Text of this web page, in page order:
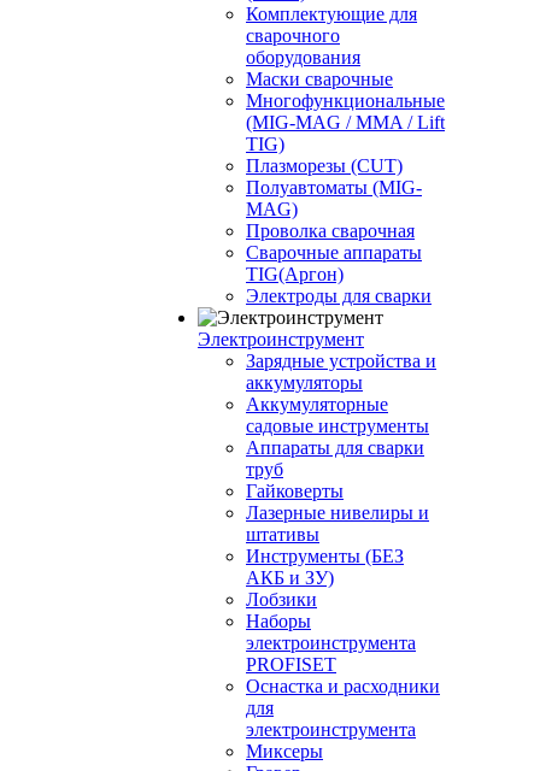
Комплектующие для
сварочного
оборудования
Маски сварочные
Многофункциональные
(MIG-MAG / MMA / Lift
TIG)
Плазморезы (CUT)
Полуавтоматы (МIG-
MAG)
Проволка сварочная
Сварочные аппараты
TIG(Аргон)
Электроды для сварки
Электроинструмент
Зарядные устройства и
аккумуляторы
Аккумуляторные
садовые инструменты
Аппараты для сварки
труб
Гайковерты
Лазерные нивелиры и
штативы
Инструменты (БЕЗ
АКБ и ЗУ)
Лобзики
Наборы
электроинструмента
PROFISET
Оснастка и расходники
для
электроинструмента
Миксеры